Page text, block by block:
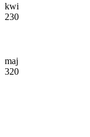
kwi
230
maj
320